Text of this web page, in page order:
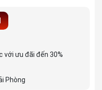
với ưu đãi đến 30%
Phòng